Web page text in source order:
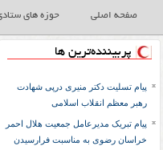
صفحه اصلی حوزه های
پربیننده‌ترین ها
پیام تسلیت دکتر منیری درپی شهادت
رهبر معظم انقلاب اسلامی
پیام تبریک مدیرعامل جمعیت هلال احمر
خراسان رضوی به مناسبت فرارسیدن